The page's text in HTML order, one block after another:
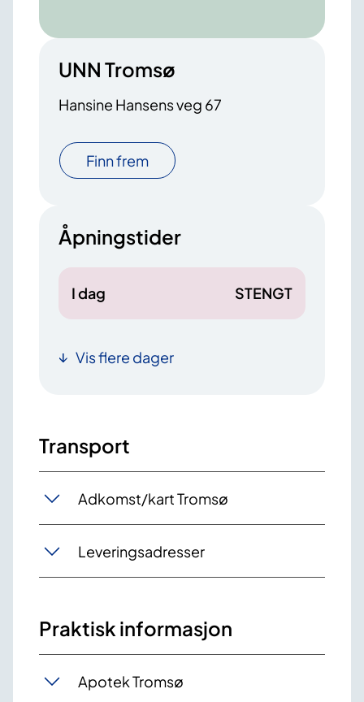
UNN Tromsø
Hansine Hansens veg 67
Finn frem
Åpningstider
I dag STENGT
Vis flere dager
Transport
Adkomst/kart Tromsø
Leveringsadresser
Praktisk informasjon
Apotek Tromsø